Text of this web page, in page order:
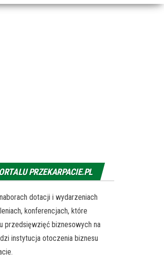
PRZEKARPACIE.PL
dotacji i wydarzeniach
konferencjach, które
przedsięwzięć biznesowych na
instytucja otoczenia biznesu